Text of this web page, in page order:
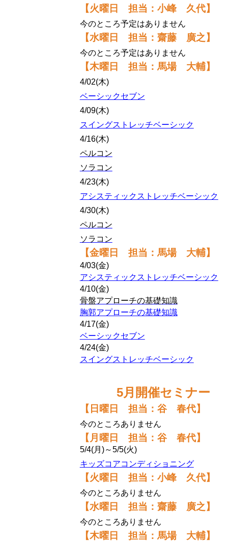
【火曜日 担当：小峰 久代】
今のところ予定はありません
【水曜日 担当：齋藤 廣之】
今のところ予定はありません
【木曜日 担当：馬場 大輔】
4/02(木)
ベーシックセブン
4/09(木)
スイングストレッチベーシック
4/16(木)
ペルコン
ソラコン
4/23(木)
アシスティックストレッチベーシック
4/30(木)
ペルコン
ソラコン
【金曜日 担当：馬場 大輔】
4/03(金)
アシスティックストレッチベーシック
4/10(金)
骨盤アプローチの基礎知識
胸郭アプローチの基礎知識
4/17(金)
ベーシックセブン
4/24(金)
スイングストレッチベーシック
5月開催セミナー
【日曜日 担当：谷 春代】
今のところありません
【月曜日 担当：谷 春代】
5/4(月)～5/5(火)
キッズコアコンディショニング
【火曜日 担当：小峰 久代】
今のところありません
【水曜日 担当：齋藤 廣之】
今のところありません
【木曜日 担当：馬場 大輔】